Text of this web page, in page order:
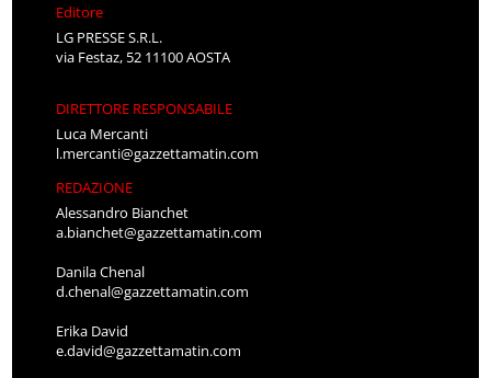
Editore
LG PRESSE S.R.L.
via Festaz, 52 11100 AOSTA
DIRETTORE RESPONSABILE
Luca Mercanti
l.mercanti@gazzettamatin.com
REDAZIONE
Alessandro Bianchet
a.bianchet@gazzettamatin.com
Danila Chenal
d.chenal@gazzettamatin.com
Erika David
e.david@gazzettamatin.com